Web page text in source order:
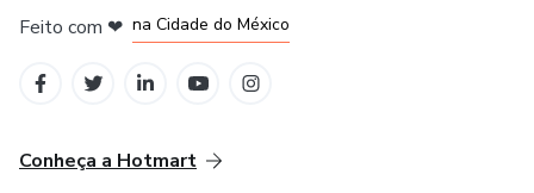
Feito com ❤ na Cidade do México
Conheça a Hotmart